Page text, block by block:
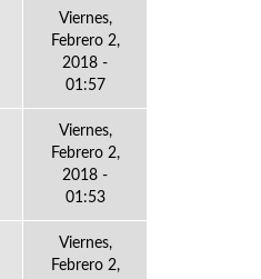
Viernes,
Febrero 2,
2018 -
01:57
Viernes,
Febrero 2,
2018 -
01:53
Viernes,
Febrero 2,